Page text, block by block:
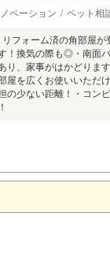
ベーション ペット相
フォーム済の角部屋
！換気の際も◎・南面
り、家事がはかどりま
屋を広くお使いいただ
の少ない距離！・コン